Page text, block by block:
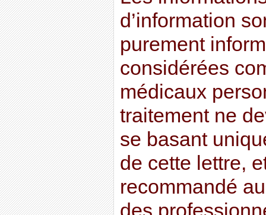
d’information
purement
considérées
médicaux
traitement ne
se basant
de cette lettre,
recommandé
des